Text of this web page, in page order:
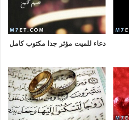
دعاء للميت مؤثر جدا مكتوب كامل